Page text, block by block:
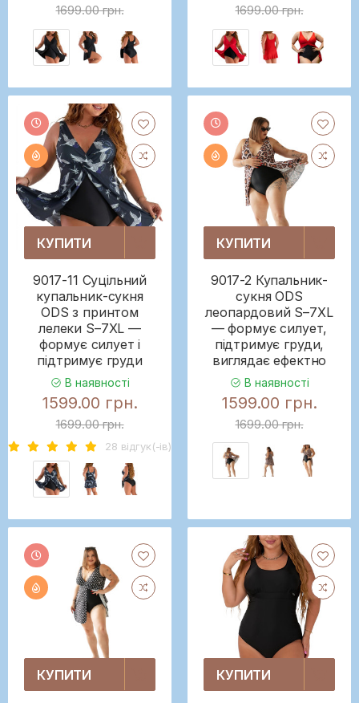
1699.00 грн. 1699.00 грн.
КУПИТИ
9017-11 Суцільний
купальник-сукня
ODS з принтом
лелеки S–7XL —
формує силует і
підтримує груди
В наявності
1599.00 грн.
1699.00 грн.
28 вiдгук(-iв)
КУПИТИ
9017-2 Купальник-
сукня ODS
леопардовий S–7XL
— формує силует,
підтримує груди,
виглядає ефектно
В наявності
1599.00 грн.
1699.00 грн.
КУПИТИ КУПИТИ